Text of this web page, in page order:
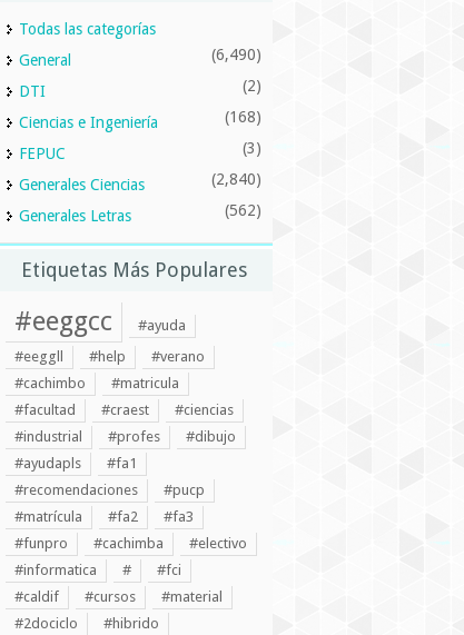
Todas las categorías
General
(6,490)
DTI (2)
Ciencias e Ingeniería (168)
FEPUC (3)
Generales Ciencias (2,840)
Generales Letras (562)
Etiquetas Más Populares
#eeggcc
#ayuda
#eeggll
#help
#verano
#cachimbo
#matricula
#facultad
#craest
#ciencias
#industrial
#profes
#dibujo
#ayudapls
#fa1
#recomendaciones
#pucp
#matrícula
#fa2
#fa3
#funpro
#cachimba
#electivo
#informatica
#
#fci
#caldif
#cursos
#material
#2dociclo
#hibrido